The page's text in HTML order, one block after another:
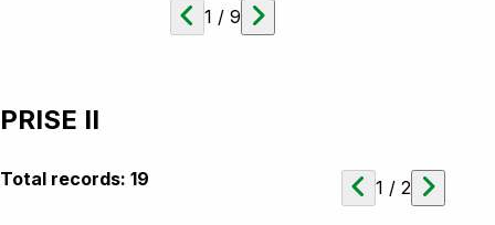
1 /9
PRISE II
Total records: 19 1 /2